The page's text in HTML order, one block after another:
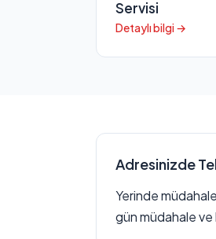
Servisi
Detaylı bilgi →
Adresinizde
Yerinde
gün müdahale ve